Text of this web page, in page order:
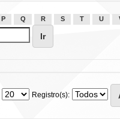
P Q R S T U
Registro(s):